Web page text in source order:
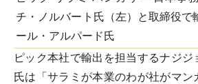
チ・ノルバート氏（左）と取締役で
ール・アルパード氏
ピック本社で輸出を担当するナジジ
氏は「サラミが本業のわが社がマン